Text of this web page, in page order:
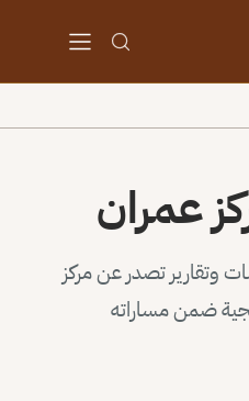
عمران
وتقارير تصدر عن مركز
ضمن مساراته